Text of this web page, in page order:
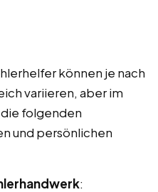
können je nach
variieren, aber im
folgenden
und persönlichen
: